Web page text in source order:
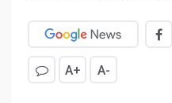
A+ A-